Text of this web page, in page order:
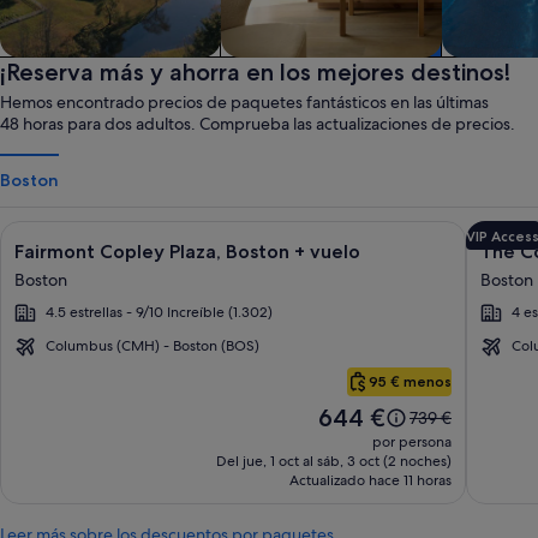
Granja Apartotel Spa
¡Reserva más y ahorra en los mejores destinos!
Hemos encontrado precios de paquetes fantásticos en las últimas
48 horas para dos adultos. Comprueba las actualizaciones de precios.
Boston
de
imágenes
de
Fairmont
Fairmont Copley Plaza, Boston + vuelo
Boston
4.5 estrellas - 9/10 Increíble (1.302)
Columbus (CMH) - Boston (BOS)
95 € menos
El
es
de
644 €
El
precio
era
de
739 €
por persona
Del jue, 1 oct al sáb, 3 oct (2 noches)
Actualizado hace 11 horas
Haz clic para obtener más información sobre Fairmont
de
de
The
VIP Access
The
Boston
4
Haz